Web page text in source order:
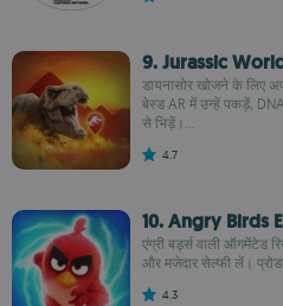
9. Jurassic
डायनासोर खोजने के लिए
बेस्ड AR में उन्हें पकड़ें, DNA
से भिड़ें।...
4.7
10. Angry Birds
एंग्री बर्ड्स वाली ऑगमेंटेड
और मजेदार सेल्फी लें।
4.3